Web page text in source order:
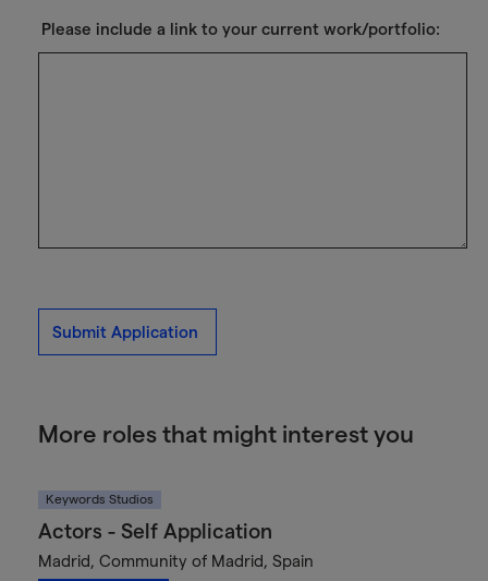
Please include a link to your current work/portfolio:
Submit Application
More roles that might interest you
Keywords Studios
Actors - Self Application
Madrid, Community of Madrid, Spain